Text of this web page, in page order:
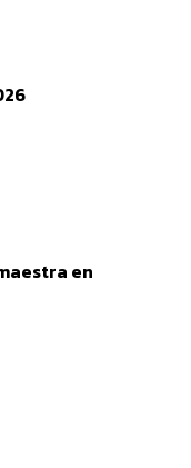
en